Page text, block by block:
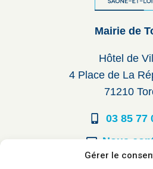
Gérer le
Mairie de
Hôtel de
4 Place de La
71210
03 85 77
Nous